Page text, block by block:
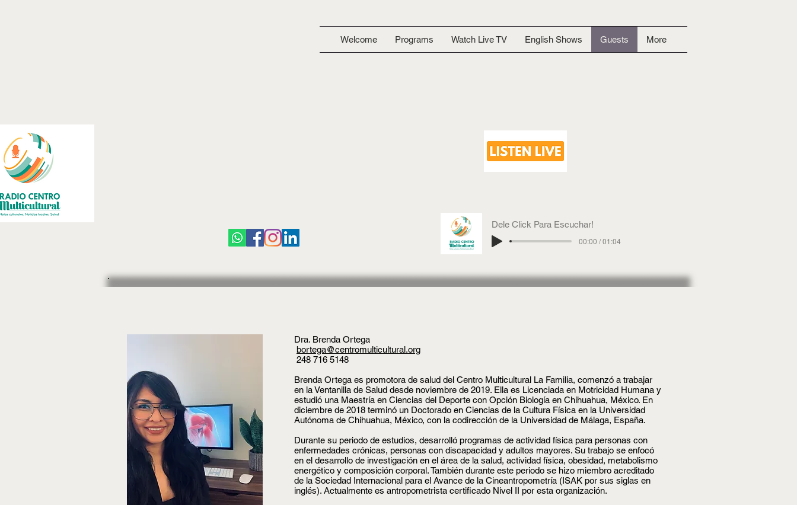
Welcome Programs Watch Live TV English Shows Guests More
Dele Click Para Escuchar!
00:00 / 01:04
Dra. Brenda Ortega
bortega@centromulticultural.org
248 716 5148
Brenda Ortega es promotora de salud del Centro Multicultural La Familia, comenzó a trabajar
en la Ventanilla de Salud desde noviembre de 2019. Ella es Licenciada en Motricidad Humana y
estudió una Maestría en Ciencias del Deporte con Opción Biología en Chihuahua, México. En
diciembre de 2018 terminó un Doctorado en Ciencias de la Cultura Física en la Universidad
Autónoma de Chihuahua, México, con la codirección de la Universidad de Málaga, España.
Durante su periodo de estudios, desarrolló programas de actividad física para personas con
enfermedades crónicas, personas con discapacidad y adultos mayores. Su trabajo se enfocó
en el desarrollo de investigación en el área de la salud, actividad física, obesidad, metabolismo
energético y composición corporal. También durante este periodo se hizo miembro acreditado
de la Sociedad Internacional para el Avance de la Cineantropometría (ISAK por sus siglas en
inglés). Actualmente es antropometrista certificado Nivel II por esta organización.